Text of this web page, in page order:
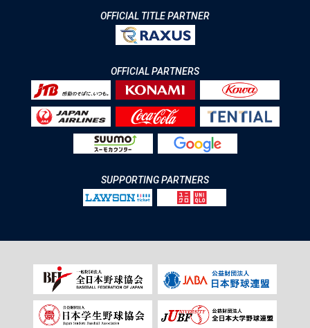
OFFICIAL TITLE PARTNER
OFFICIAL PARTNERS
SUPPORTING PARTNERS